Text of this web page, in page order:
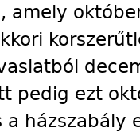
amely
pedig ezt
házszabály